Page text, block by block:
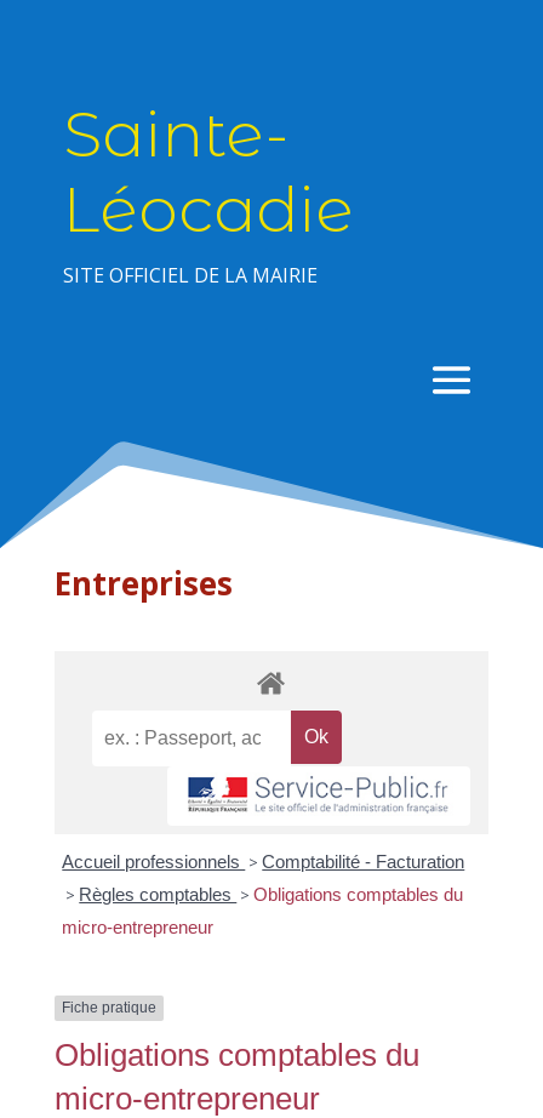
Sainte-
Léocadie
SITE OFFICIEL DE LA MAIRIE
Entreprises
Accueil professionnels > Comptabilité - Facturation
> Règles comptables > Obligations comptables du
micro-entrepreneur
Fiche pratique
Obligations comptables du
micro-entrepreneur